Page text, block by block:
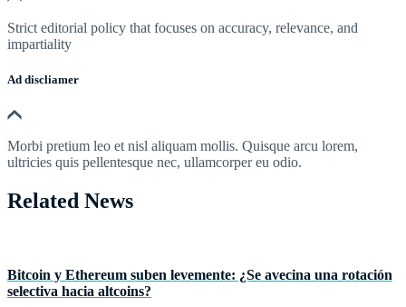
Strict editorial policy that focuses on accuracy, relevance, and
impartiality
Ad discliamer
Morbi pretium leo et nisl aliquam mollis. Quisque arcu lorem,
ultricies quis pellentesque nec, ullamcorper eu odio.
Related News
Bitcoin y Ethereum suben levemente: ¿Se avecina una rotación
selectiva hacia altcoins?